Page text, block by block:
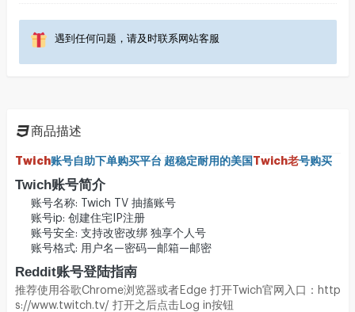
遇到任何问题，请及时联系网站客服
商品描述
Twich账号自助下单购买平台 超稳定耐用的美国 Twich老号购买
Twich账号简介
账号名称: Twich TV 抽搐账号
账号ip: 创建住宅IP注册
账号安全: 支持改密改绑 独享个人号
账号格式: 用户名—密码—邮箱—邮密
Reddit账号登陆指南
推荐使用谷歌Chrome浏览器或者Edge 打开Twich官网入口：http
s://www.twitch.tv/ 打开之后点击Log in按钮